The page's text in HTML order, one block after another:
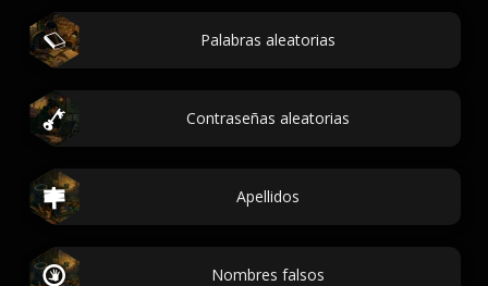
Palabras aleatorias
Contraseñas aleatorias
Apellidos
Nombres falsos